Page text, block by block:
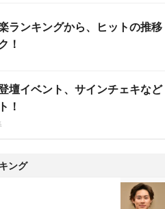
ランキングから、ヒットの推移
！
壇イベント、サインチェキなど
！
ング